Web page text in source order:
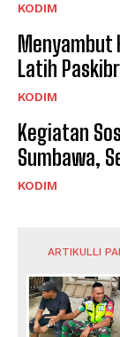
KODIM
Menyambut
Latih
KODIM
Kegiatan
Sumbawa,
KODIM
ARTIKULLI